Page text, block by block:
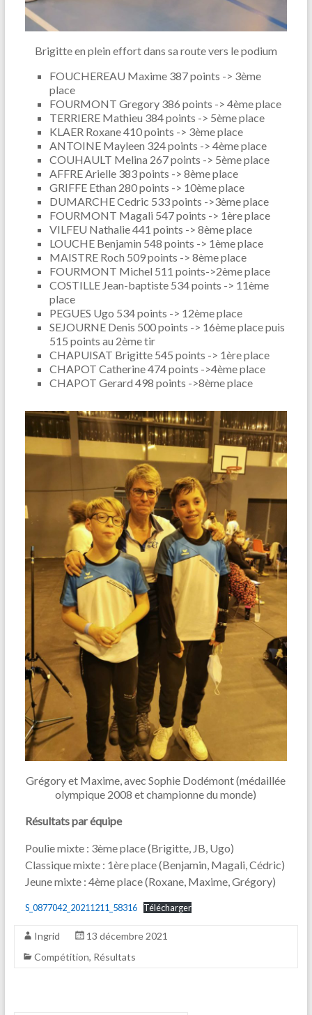
Brigitte en plein effort dans sa route vers le podium
FOUCHEREAU Maxime 387 points -> 3ème
place
FOURMONT Gregory 386 points -> 4ème place
TERRIERE Mathieu 384 points -> 5ème place
KLAER Roxane 410 points -> 3ème place
ANTOINE Mayleen 324 points -> 4ème place
COUHAULT Melina 267 points -> 5ème place
AFFRE Arielle 383 points -> 8ème place
GRIFFE Ethan 280 points -> 10ème place
DUMARCHE Cedric 533 points ->3ème place
FOURMONT Magali 547 points -> 1ère place
VILFEU Nathalie 441 points -> 8ème place
LOUCHE Benjamin 548 points -> 1ème place
MAISTRE Roch 509 points -> 8ème place
FOURMONT Michel 511 points->2ème place
COSTILLE Jean-baptiste 534 points -> 11ème
place
PEGUES Ugo 534 points -> 12ème place
SEJOURNE Denis 500 points -> 16ème place puis
515 points au 2ème tir
CHAPUISAT Brigitte 545 points -> 1ère place
CHAPOT Catherine 474 points ->4ème place
CHAPOT Gerard 498 points ->8ème place
Grégory et Maxime, avec Sophie Dodémont (médaillée
olympique 2008 et championne du monde)
Résultats par équipe
Poulie mixte : 3ème place (Brigitte, JB, Ugo)
Classique mixte : 1ère place (Benjamin, Magali, Cédric)
Jeune mixte : 4ème place (Roxane, Maxime, Grégory)
S_0877042_20211211_58316 Télécharger
Ingrid
13 décembre 2021
Compétition, Résultats